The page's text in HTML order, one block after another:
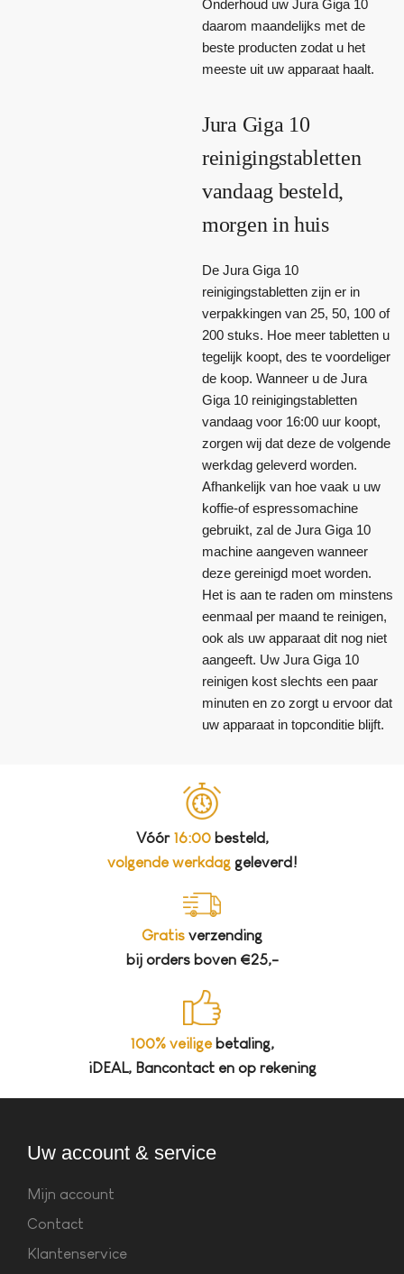
Onderhoud uw Jura Giga 10
daarom maandelijks met de
beste producten zodat u het
meeste uit uw apparaat haalt.
Jura Giga 10
reinigingstabletten
vandaag besteld,
morgen in huis
De Jura Giga 10
reinigingstabletten zijn er in
verpakkingen van 25, 50, 100 of
200 stuks. Hoe meer tabletten u
tegelijk koopt, des te voordeliger
de koop. Wanneer u de Jura
Giga 10 reinigingstabletten
vandaag voor 16:00 uur koopt,
zorgen wij dat deze de volgende
werkdag geleverd worden.
Afhankelijk van hoe vaak u uw
koffie-of espressomachine
gebruikt, zal de Jura Giga 10
machine aangeven wanneer
deze gereinigd moet worden.
Het is aan te raden om minstens
eenmaal per maand te reinigen,
ook als uw apparaat dit nog niet
aangeeft. Uw Jura Giga 10
reinigen kost slechts een paar
minuten en zo zorgt u ervoor dat
uw apparaat in topconditie blijft.
Vóór 16:00besteld,
volgende werkdaggeleverd!
Gratis verzending
bij orders boven €25,-
100% veiligebetaling,
iDEAL, Bancontact en op rekening
Uw account & service
Mijn account
Contact
Klantenservice